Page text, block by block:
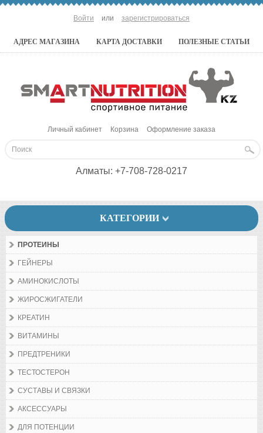
Войти или зарегистрироваться
АДРЕС МАГАЗИНА КАРТА ДОСТАВКИ ПОЛЕЗНЫЕ СТАТЬИ
Личный кабинет Корзина Оформление заказа
Алматы: +7-708-728-0217
КАТЕГОРИИ
ПРОТЕИНЫ
ГЕЙНЕРЫ
АМИНОКИСЛОТЫ
ЖИРОСЖИГАТЕЛИ
КРЕАТИН
ВИТАМИНЫ
ПРЕДТРЕНИКИ
ТЕСТОСТЕРОН
СУСТАВЫ И СВЯЗКИ
АКСЕССУАРЫ
ДЛЯ ПОТЕНЦИИ